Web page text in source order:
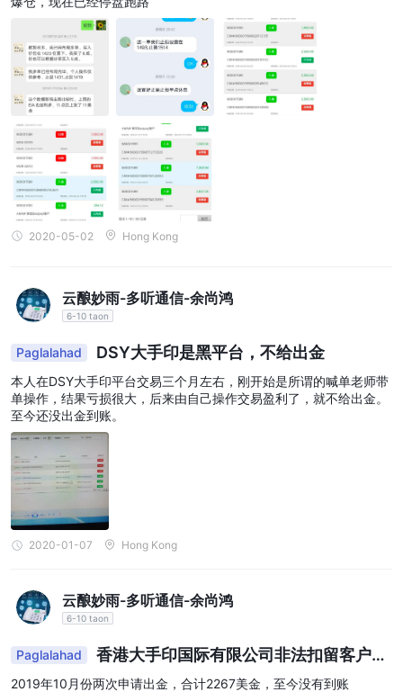
2020-05-02 Hong Kong
云酿妙雨-多听通信-余尚鸿
6-10 taon
Paglalahad DSY大手印是黑平台，不给出金
本人在DSY大手印平台交易三个月左右，刚开始是所谓的喊单老师带
单操作，结果亏损很大，后来由自己操作交易盈利了，就不给出金。
至今还没出金到账。
2020-01-07 Hong Kong
云酿妙雨-多听通信-余尚鸿
6-10 taon
Paglalahad
香港大手印国际有限公司非法扣留客户本
金，不给出金
2019年10月份两次申请出金，合计2267美金，至今没有到账